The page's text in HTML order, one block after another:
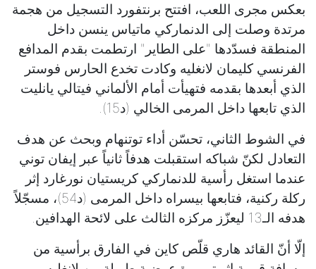
بعكس مجرى اللعب، افتتح برنتفورد التسجيل من هجمة
مرتدة وصلت إلى الدنماركي ماتياس ينسن داخل
المنطقة فسدّدها "على الطاير" ارتطمت بقدم المدافع
الفرنسي كليمان لانغليه وكادت تخدع الحارس فوستر
الذي أبعدها بقدمه فتهيأت أمام الألماني فيتالي يانليت
الذي تابعها داخل المرمى الخالي (د15).
في الشوط الثاني، تحسّن أداء توتنهام وبحث عن هدف
التعادل لكنّ شباكه استقبلت هدفاً ثانياً عبر إيفان توني
عندما استغل رأسية للدنماركي كريستيان نورغارد إثر
ركلة ركنية، فتابعها بيسراه داخل المرمى (د54)، مسجّلاً
هدفه الـ13 ليعزّز مركزه الثالث على لائحة الهدافين.
إلّا أنّ القائد هاري قلّص كاين في الفارق برأسية من